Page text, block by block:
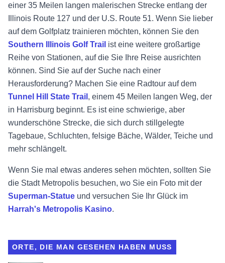
einer 35 Meilen langen malerischen Strecke entlang der
Illinois Route 127 und der U.S. Route 51. Wenn Sie lieber
auf dem Golfplatz trainieren möchten, können Sie den
Southern Illinois Golf Trail ist eine weitere großartige
Reihe von Stationen, auf die Sie Ihre Reise ausrichten
können. Sind Sie auf der Suche nach einer
Herausforderung? Machen Sie eine Radtour auf dem
Tunnel Hill State Trail , einem 45 Meilen langen Weg, der
in Harrisburg beginnt. Es ist eine schwierige, aber
wunderschöne Strecke, die sich durch stillgelegte
Tagebaue, Schluchten, felsige Bäche, Wälder, Teiche und
mehr schlängelt.
Wenn Sie mal etwas anderes sehen möchten, sollten Sie
die Stadt Metropolis besuchen, wo Sie ein Foto mit der
Superman-Statue und versuchen Sie Ihr Glück im
Harrah's Metropolis Kasino.
ORTE, DIE MAN GESEHEN HABEN MUSS